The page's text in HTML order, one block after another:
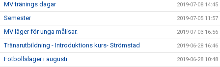
MV tränings dagar 2019-07-08 14:45
Semester 2019-07-05 11:57
MV läger för unga målisar. 2019-07-03 16:56
Tränarutbildning - Introduktions kurs- Strömstad 2019-06-28 16:46
Fotbollsläger i augusti 2019-06-28 10:48